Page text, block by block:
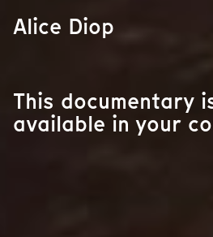
Alice Diop
This documentary
available in your